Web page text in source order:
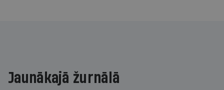
Jaunākajā žurnālā